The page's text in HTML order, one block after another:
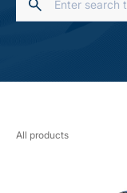
All products